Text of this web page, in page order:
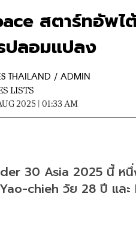
สตาร์ทอัพไ
ปลอมแปลง
THAILAND / ADMIN
LISTS
2025 | 01:33 AM
30 Asia 2025 นี้ หนึ่
chieh วัย 28 ปี แล